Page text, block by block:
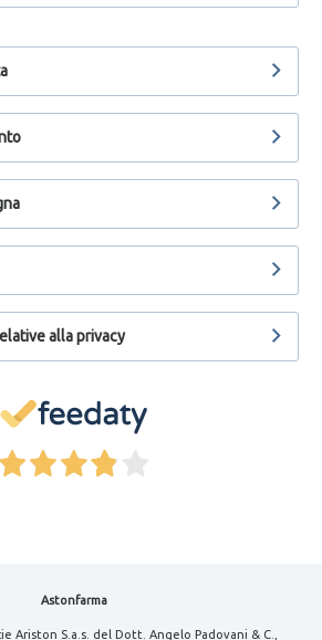
alla privacy
Astonfarma
Ariston S.a.s. del Dott. Angelo Padovani & C.,